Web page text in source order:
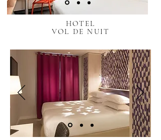
HOTEL
VOL DE NUIT